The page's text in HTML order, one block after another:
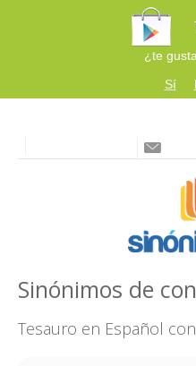
¿te
Sí
Sinónimos de
Tesauro en Español